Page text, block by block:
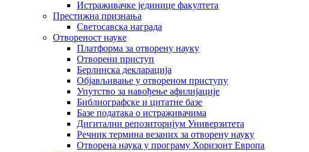
Истраживачке јединице факултета
Престижна признања
Светосавска награда
Отвореност науке
Платформа за отворену науку
Отворени приступ
Берлинска декларација
Објављивање у отвореном приступу
Упутство за навођење афилијације
Библиографске и цитатне базе
Базе података о истраживачима
Дигитални репозиторијум Универзитета
Рeчник термина везаних за отворену науку
Отворена наука у програму Хоризонт Европа